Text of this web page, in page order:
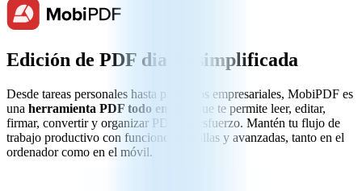
Edición de PDF diaria simplificada
Desde tareas personales hasta proyectos empresariales, MobiPDF es
una herramienta PDF todo en uno
que te permite leer, editar,
firmar, convertir y organizar PDF sin esfuerzo. Mantén tu flujo de
trabajo productivo con funciones sencillas y avanzadas, tanto en el
ordenador como en el móvil.